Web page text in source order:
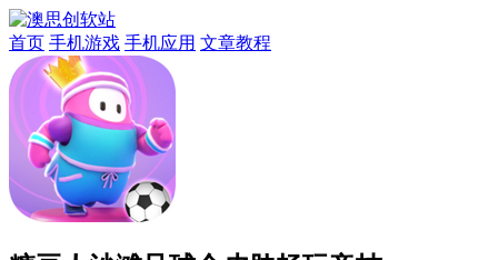
首页 手机游戏 手机应用 文章教程